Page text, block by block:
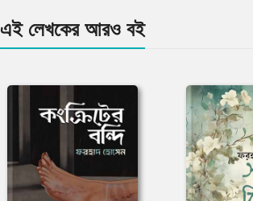
এই লেখকের আরও বই